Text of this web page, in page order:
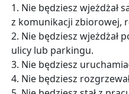
1. Nie będziesz wjeżdżał
z komunikacji zbiorowej,
2. Nie będziesz wjeżdżał
ulicy lub parkingu.
3. Nie będziesz
4. Nie będziesz